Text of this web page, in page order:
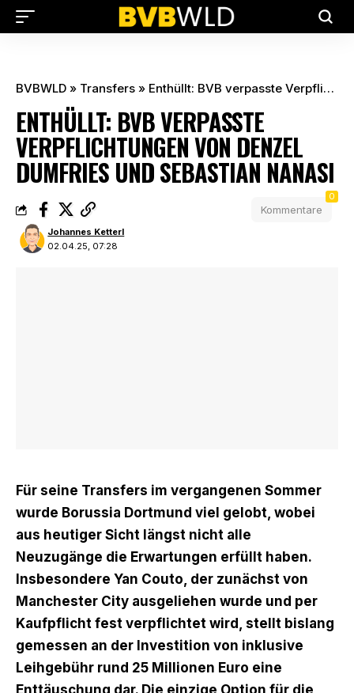
BVBWLD » Transfers » Enthüllt: BVB verpasste Verpflichtungen von Denzel Dumfries und Sebastian Nanasi
ENTHÜLLT: BVB VERPASSTE
VERPFLICHTUNGEN VON DENZEL
DUMFRIES UND SEBASTIAN NANASI
02.04.25, 07:28
Johannes Ketterl
Kommentare
0
Für seine Transfers im vergangenen Sommer
wurde Borussia Dortmund viel gelobt, wobei
aus heutiger Sicht längst nicht alle
Neuzugänge die Erwartungen erfüllt haben.
Insbesondere Yan Couto, der zunächst von
Manchester City ausgeliehen wurde und per
Kaufpflicht fest verpflichtet wird, stellt bislang
gemessen an der Investition von inklusive
Leihgebühr rund 25 Millionen Euro eine
Enttäuschung dar. Die einzige Option für die